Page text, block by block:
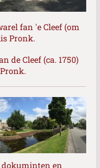
fan 'e Cleef (om
Pronk.
de Cleef (ca. 1750)
en